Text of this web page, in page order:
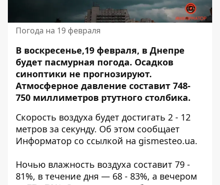
Погода на 19 февраля
В воскресенье,19 февраля, в Днепре
будет пасмурная погода. Осадков
синоптики не прогнозируют.
Атмосферное давление составит 748-
750 миллиметров ртутного столбика.
Скорость воздуха будет достигать 2 - 12
метров за секунду. Об этом сообщает
Информатор со ссылкой на gismesteo.ua.
Ночью влажность воздуха составит 79 -
81%, в течение дня — 68 - 83%, а вечером